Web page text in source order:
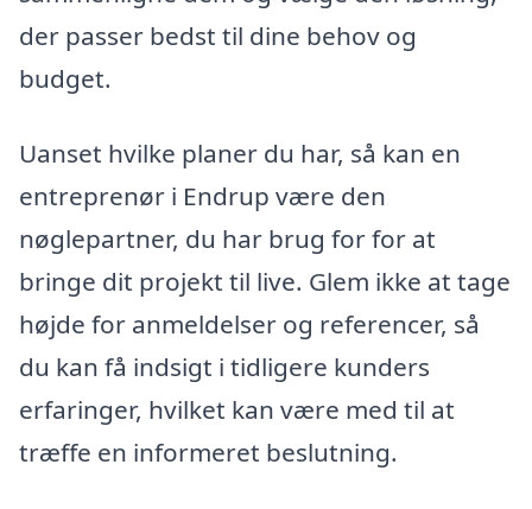
der passer bedst til dine behov og
budget.
Uanset hvilke planer du har, så kan en
entreprenør i Endrup være den
nøglepartner, du har brug for for at
bringe dit projekt til live. Glem ikke at tage
højde for anmeldelser og referencer, så
du kan få indsigt i tidligere kunders
erfaringer, hvilket kan være med til at
træffe en informeret beslutning.